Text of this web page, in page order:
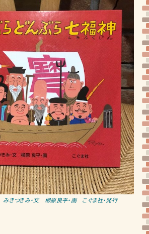
きつきみ・文 柳原良平・画 こぐま社・発行